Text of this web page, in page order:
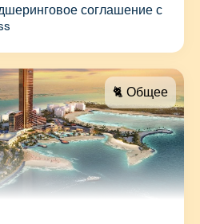
соглашение с
🐈 Общее